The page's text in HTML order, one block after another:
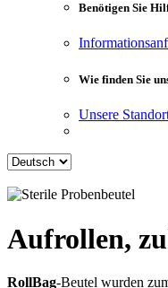
Benötigen Sie
Wie finden Sie
Unsere
Aufrollen,
RollBag-Beutel wurden